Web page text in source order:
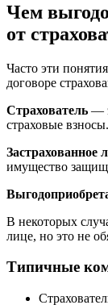
Чем
от
Часто эти
договоре
Страхователь —
страховые взносы.
Застрахованное
имущество
В некоторых
лице, но это не
Типичные